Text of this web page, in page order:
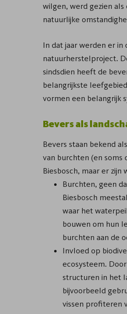
wilgen, werd gezien
natuurlijke
In dat jaar werden er
natuurherstelproject.
sindsdien heeft de
belangrijkste
vormen een belangrijk
Bevers als
Bevers staan bekend
van burchten (en soms
Biesbosch, maar er zijn
Burchten, geen
Biesbosch
waar het
bouwen om hun
burchten aan de
Invloed op
ecosysteem.
structuren in het
bijvoorbeeld
vissen profiteren